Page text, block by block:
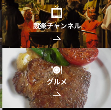
設楽チャンネル
グルメ